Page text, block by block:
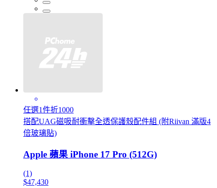
任選1件折1000
搭配UAG磁吸耐衝擊全透保護殼配件組 (附Riivan 滿版4
倍玻璃貼)
Apple 蘋果 iPhone 17 Pro (512G)
(1)
$47,430